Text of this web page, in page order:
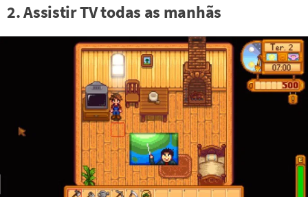
2. Assistir TV todas as manhãs